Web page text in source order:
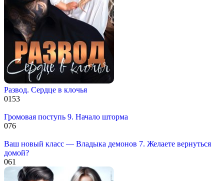
Развод. Сердце в клочья
0153
Громовая поступь 9. Начало шторма
076
Ваш новый класс — Владыка демонов 7. Желаете вернуться
домой?
061